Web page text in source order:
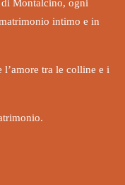
Montalcino, ogni
intimo e in
tra le colline e i